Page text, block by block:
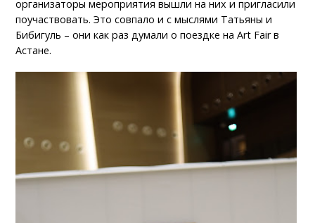
организаторы мероприятия вышли на них и пригласили
поучаствовать. Это совпало и с мыслями Татьяны и
Бибигуль – они как раз думали о поездке на Art Fair в
Астане.